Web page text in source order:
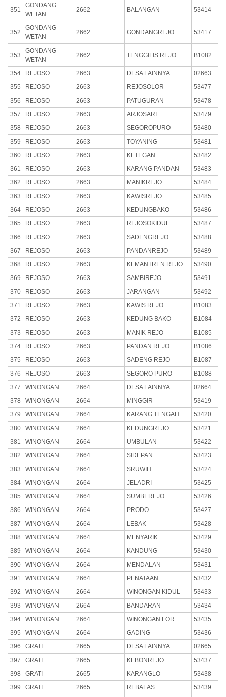
351
GONDANG
WETAN
2662 BALANGAN 53414
352
GONDANG
WETAN
2662 GONDANGREJO 53417
353
GONDANG
WETAN
2662 TENGGILIS REJO B1082
354 REJOSO 2663 DESA LAINNYA
02663
355
REJOSO 2663 REJOSOLOR
53477
356
REJOSO 2663 PATUGURAN
53478
357
REJOSO 2663 ARJOSARI
53479
358
REJOSO 2663 SEGOROPURO
53480
359
REJOSO 2663 TOYANING
53481
360
REJOSO 2663 KETEGAN
53482
361
REJOSO 2663 KARANG PANDAN
53483
362
REJOSO 2663 MANIKREJO
53484
363
REJOSO 2663 KAWISREJO
53485
364
REJOSO 2663 KEDUNGBAKO
53486
365
REJOSO 2663 REJOSOKIDUL
53487
366
REJOSO 2663 SADENGREJO
53488
367
REJOSO 2663 PANDANREJO
53489
368
REJOSO 2663 KEMANTREN REJO
53490
369
REJOSO 2663 SAMBIREJO
53491
370
REJOSO 2663 JARANGAN
53492
371
REJOSO 2663 KAWIS REJO
B1083
372
REJOSO 2663 KEDUNG BAKO
B1084
373
REJOSO 2663 MANIK REJO
B1085
374
REJOSO 2663 PANDAN REJO
B1086
375
REJOSO 2663 SADENG REJO
B1087
376
REJOSO 2663 SEGORO PURO
B1088
377
WINONGAN 2664 DESA LAINNYA
02664
378
WINONGAN 2664 MINGGIR
53419
379
WINONGAN 2664 KARANG TENGAH
53420
380
WINONGAN 2664 KEDUNGREJO
53421
381
WINONGAN 2664 UMBULAN
53422
382
WINONGAN 2664 SIDEPAN
53423
383
WINONGAN 2664 SRUWIH
53424
384
WINONGAN 2664 JELADRI
53425
385
WINONGAN 2664 SUMBEREJO
53426
386
WINONGAN 2664 PRODO
53427
387
WINONGAN 2664 LEBAK
53428
388
WINONGAN 2664 MENYARIK
53429
389
WINONGAN 2664 KANDUNG
53430
390
WINONGAN 2664 MENDALAN
53431
391
WINONGAN 2664 PENATAAN
53432
392
WINONGAN 2664 WINONGAN KIDUL
53433
393
WINONGAN 2664 BANDARAN
53434
394
WINONGAN 2664 WINONGAN LOR
53435
395
WINONGAN 2664 GADING
53436
396
GRATI 2665 DESA LAINNYA
02665
397
GRATI 2665 KEBONREJO
53437
398
GRATI 2665 KARANGLO
53438
399
GRATI 2665 REBALAS 53439